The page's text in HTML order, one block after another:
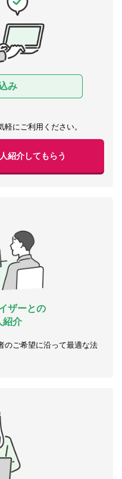
み
にご利用ください。
紹介してもらう
ザーとの
紹介
のご希望に沿って最適な法